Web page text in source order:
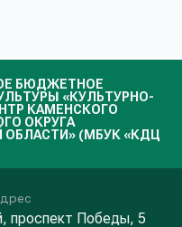
БЮДЖЕТНОЕ
«КУЛЬТУРНО-
КАМЕНСКОГО
ОКРУГА
(МБУК «КДЦ
проспект Победы, 5